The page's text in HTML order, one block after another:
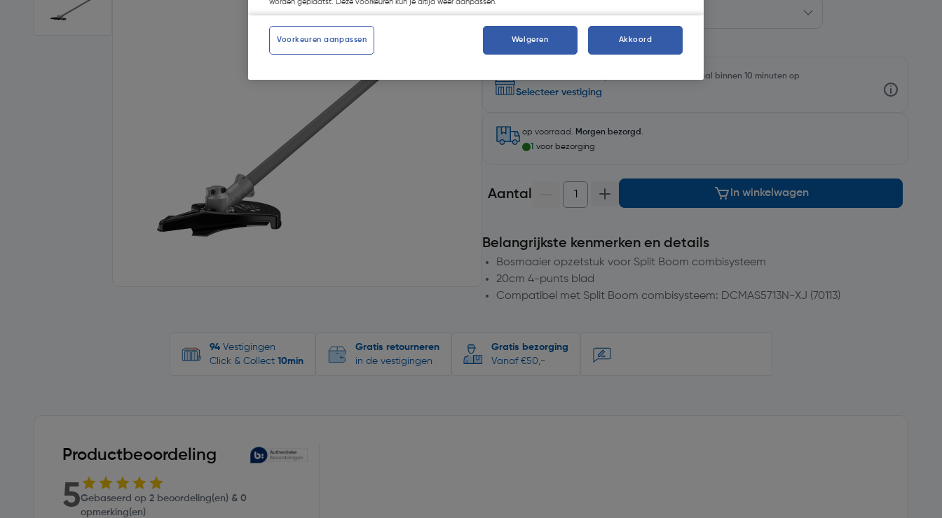
Selecteer winkel - Bekijk voorraadniveaus en haal binnen 10 minuten op
Selecteer vestiging
op voorraad. Morgen bezorgd .
1 voor bezorging
Aantal In winkelwagen
Belangrijkste kenmerken en details
Bosmaaier opzetstuk voor Split Boom combisysteem
20cm 4-punts blad
Compatibel met Split Boom combisysteem: DCMAS5713N-XJ (70113)
94 Vestigingen
Click & Collect 10min
Gratis retourneren
in de vestigingen
Gratis bezorging
Vanaf €50,-
Productbeoordeling
5Gebaseerd op 2 beoordeling(en) & 0
opmerking(en)
worden geplaatst. Deze voorkeuren kun je altijd weer aanpassen.
Voorkeuren aanpassen Weigeren Akkoord